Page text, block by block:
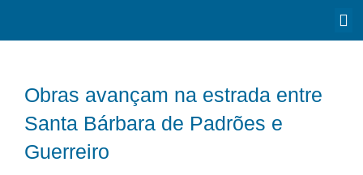
Obras avançam na estrada entre
Santa Bárbara de Padrões e
Guerreiro